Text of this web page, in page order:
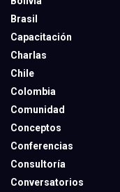
Brasil
Capacitación
Charlas
Chile
Colombia
Comunidad
Conceptos
Conferencias
Consultoría
Conversatorios